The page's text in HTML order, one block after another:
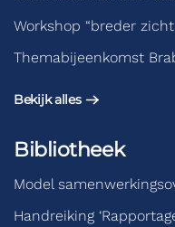
Workshop “breder
Themabijeenkomst
Bekijk alles
Bibliotheek
Model
Handreiking